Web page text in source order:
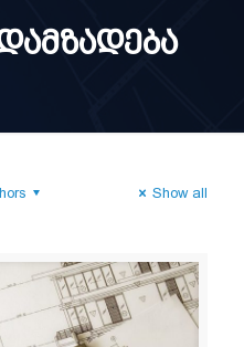
Show all